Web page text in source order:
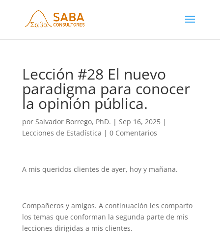
Lección #28 El nuevo
paradigma para conocer
la opinión pública.
por Salvador Borrego, PhD. | Sep 16, 2025|
Lecciones de Estadística | 0 Comentarios
A mis queridos clientes de ayer, hoy y mañana.
Compañeros y amigos. A continuación les comparto
los temas que conforman la segunda parte de mis
lecciones dirigidas a mis clientes.